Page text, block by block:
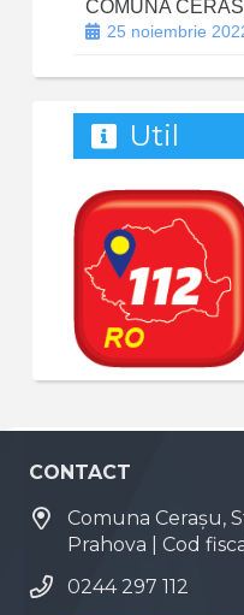
COMUNA
25 noiembrie
Util
CONTACT
Comuna Cerașu,
Prahova | Cod
0244 297 112